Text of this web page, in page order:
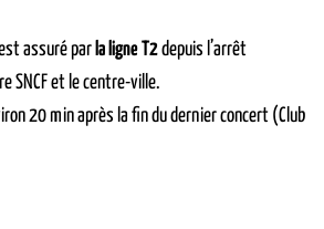
assuré par la ligne T2depuis l’arrêt
SNCF et le centre-ville.
20 min après la fin du dernier concert (Club